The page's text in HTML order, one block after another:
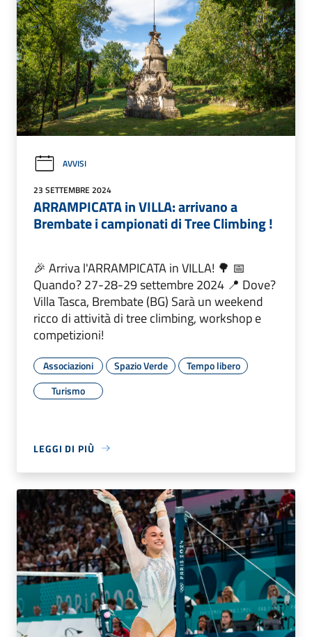
AVVISI
23 SETTEMBRE 2024
ARRAMPICATA in VILLA: arrivano a
Brembate i campionati di Tree Climbing !
🎉 Arriva l'ARRAMPICATA in VILLA! 🌳 📅
Quando? 27-28-29 settembre 2024 📍 Dove?
Villa Tasca, Brembate (BG) Sarà un weekend
ricco di attività di tree climbing, workshop e
competizioni!
Associazioni Spazio Verde
Tempo libero
Turismo
LEGGI DI PIÙ